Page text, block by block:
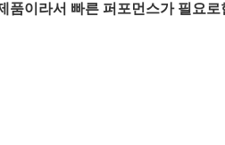
품이라서 빠른 퍼포먼스가 필요